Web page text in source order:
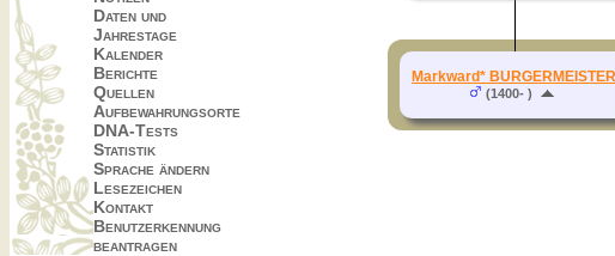
Daten und
Jahrestage
Kalender
Berichte
Quellen
Aufbewahrungsorte
DNA-Tests
Statistik
Sprache ändern
Lesezeichen
Kontakt
Benutzerkennung
beantragen
Markward* BURGERMEISTER
(1400- )